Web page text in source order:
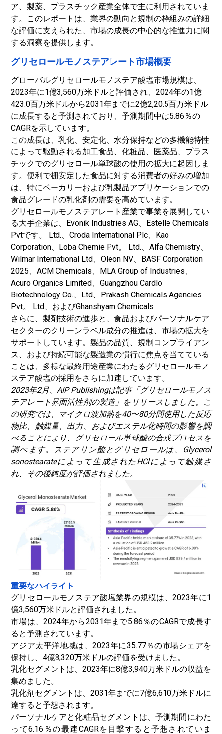
ア、製薬、プラスチック産業全体で主に利用されていま
す。
このレポートは、業界の動向と規制の枠組みの詳細
な評価に支えられた、市場の成長の中心的な推進力に関
する洞察を提供します。
グリセロールモノステアレート市場概要
グローバルグリセロールモノステア酸塩市場規模は、
2023年に1億3,560万米ドルと評価され、2024年の1億
423.0百万米ドルから2031年までに2億2,20.5百万米ドル
に成長すると予測されており、予測期間中は5.86％の
CAGRを示しています。
この成長は、乳化、安定化、水分保持などの多機能特性
によって駆動される加工食品、化粧品、医薬品、プラス
チックでのグリセロール単球酸の使用の拡大に起因しま
す。便利で棚安定した食品に対する消費者の好みの増加
は、特にベーカリーおよび乳製品アプリケーションでの
食品グレードの乳化剤の需要を高めています。
グリセロールモノステアレート産業で事業を展開してい
る大手企業は、Evonik Industries AG、Estelle Chemicals
Pvtです。 Ltd.、Croda International Plc、Kao
Corporation、Loba Chemie Pvt。 Ltd.、Alfa Chemistry、
Wilmar International Ltd、Oleon NV、BASF Corporation
2025、ACM Chemicals、MLA Group of Industries、
Acuro Organics Limited、Guangzhou Cardlo
Biotechnology Co.、Ltd、Prakash Chemicals Agencies
Pvt。 Ltd、およびGhanshyam Chemicals
さらに、製剤技術の進歩と、食品およびパーソナルケア
セクターのクリーンラベル成分の推進は、市場の拡大を
サポートしています。製品の品質、規制コンプライアン
ス、および持続可能な製造業の慣行に焦点を当てている
ことは、多様な最終用途産業にわたるグリセロールモノ
ステア酸塩の採用をさらに加速しています。
2023年2月、AIP Publishingは記事「グリセロールモノス
テアレート界面活性剤の製造」をリリースしました。こ
の研究では、マイクロ波加熱を40〜80分間使用した反応
物比、触媒量、出力、およびエステル化時間の影響を調
べることにより、グリセロール単球酸の合成プロセスを
調べます。ステアリン酸とグリセロールは、Glycerol
sonostearateによって生成されたHClによって触媒さ
れ、その後純度が評価されました。
重要なハイライト
グリセロールモノステア酸塩業界の規模は、2023年に1
億3,560万米ドルと評価されました。
市場は、2024年から2031年まで5.86％のCAGRで成長す
ると予測されています。
アジア太平洋地域は、2023年に35.77％の市場シェアを
保持し、4億8,320万米ドルの評価を受けました。
乳化セグメントは、2023年に8億3,940万米ドルの収益を
集めました。
乳化剤セグメントは、2031年までに7億6,610万米ドルに
達すると予想されます。
パーソナルケアと化粧品セグメントは、予測期間にわた
って6.16％の最速CAGRを目撃すると予想されていま